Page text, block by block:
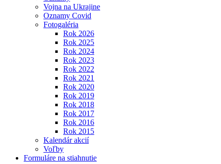
Vojna na Ukrajine
Oznamy Covid
Fotogaléria
Rok 2026
Rok 2025
Rok 2024
Rok 2023
Rok 2022
Rok 2021
Rok 2020
Rok 2019
Rok 2018
Rok 2017
Rok 2016
Rok 2015
Kalendár akcií
Voľby
Formuláre na stiahnutie